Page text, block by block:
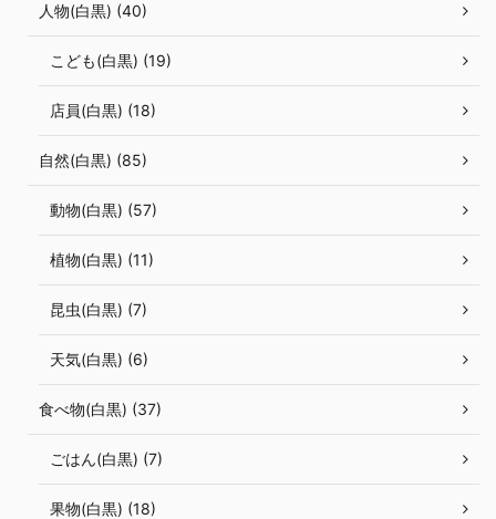
人物(白黒) (40)
こども(白黒) (19)
店員(白黒) (18)
自然(白黒) (85)
動物(白黒) (57)
植物(白黒) (11)
昆虫(白黒) (7)
天気(白黒) (6)
食べ物(白黒) (37)
ごはん(白黒) (7)
果物(白黒) (18)